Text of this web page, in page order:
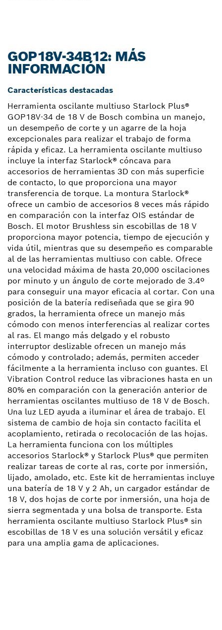
GOP18V-34B12: MÁS
INFORMACIÓN
Características destacadas
Herramienta oscilante multiuso Starlock Plus®
GOP18V-34 de 18 V de Bosch combina un manejo,
un desempeño de corte y un agarre de la hoja
excepcionales para realizar el trabajo de forma
rápida y eficaz. La herramienta oscilante multiuso
incluye la interfaz Starlock® cóncava para
accesorios de herramientas 3D con más superficie
de contacto, lo que proporciona una mayor
transferencia de torque. La montura Starlock®
ofrece un cambio de accesorios 8 veces más rápido
en comparación con la interfaz OIS estándar de
Bosch. El motor Brushless sin escobillas de 18 V
proporciona mayor potencia, tiempo de ejecución y
vida útil, mientras que su desempeño es comparable
al de las herramientas multiuso con cable. Ofrece
una velocidad máxima de hasta 20,000 oscilaciones
por minuto y un ángulo de corte mejorado de 3.4º
para conseguir una mayor eficacia al cortar. Con una
posición de la batería rediseñada que se gira 90
grados, la herramienta ofrece un manejo más
cómodo con menos interferencias al realizar cortes
al ras. El mango más delgado y el robusto
interruptor deslizable ofrecen un manejo más
cómodo y controlado; además, permiten acceder
fácilmente a la herramienta incluso con guantes. El
Vibration Control reduce las vibraciones hasta en un
80% en comparación con la generación anterior de
herramientas oscilantes multiuso de 18 V de Bosch.
Una luz LED ayuda a iluminar el área de trabajo. El
sistema de cambio de hoja sin contacto facilita el
acoplamiento, retirada o recolocación de las hojas.
La herramienta funciona con los múltiples
accesorios Starlock® y Starlock Plus® que permiten
realizar tareas de corte al ras, corte por inmersión,
lijado, amolado, etc. Este kit de herramientas incluye
una batería de 18 V y 2 Ah, un cargador estándar de
18 V, dos hojas de corte por inmersión, una hoja de
sierra segmentada y una bolsa de transporte. Esta
herramienta oscilante multiuso Starlock Plus® sin
escobillas de 18 V es una solución versátil y eficaz
para una amplia gama de aplicaciones.